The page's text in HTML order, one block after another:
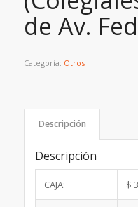
de Av.
Categoría: Otros
Descripción
Descripción
CAJA: $